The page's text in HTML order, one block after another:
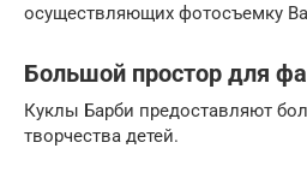
осуществляющих фотосъемку
Большой простор для
Куклы Барби предоставляют
творчества детей.